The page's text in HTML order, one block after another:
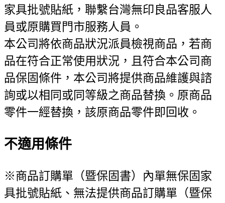
家具批號貼紙，聯繫台灣無印良品客服人
員或原購買門市服務人員。
本公司將依商品狀況派員檢視商品，若商
品在符合正常使用狀況，且符合本公司商
品保固條件，本公司將提供商品維護與諮
詢或以相同或同等級之商品替換。原商品
零件一經替換，該原商品零件即回收。
不適用條件
※商品訂購單（暨保固書）內單無保固家
具批號貼紙、無法提供商品訂購單（暨保